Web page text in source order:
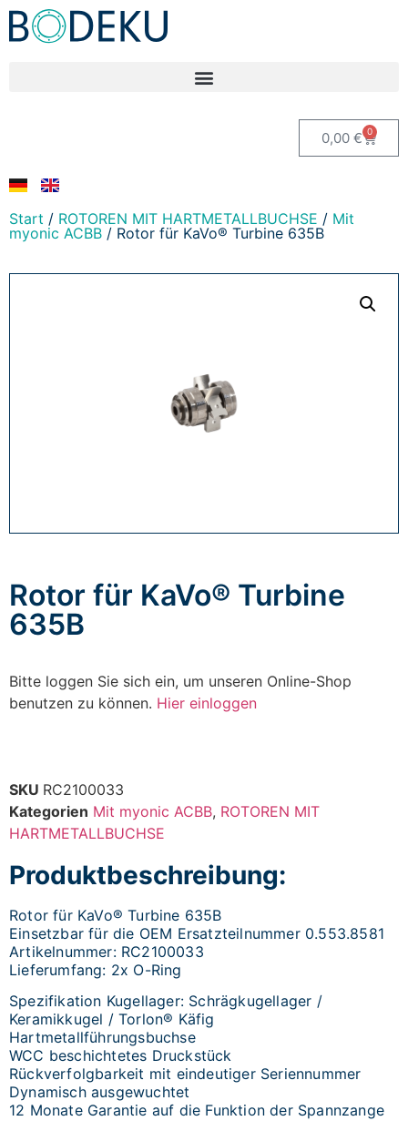
0,00 € 0
Start / ROTOREN MIT HARTMETALLBUCHSE / Mit
myonic ACBB / Rotor für KaVo® Turbine 635B
Rotor für KaVo® Turbine
635B
Bitte loggen Sie sich ein, um unseren Online-Shop
benutzen zu können. Hier einloggen
SKU RC2100033
Kategorien Mit myonic ACBB, ROTOREN MIT
HARTMETALLBUCHSE
Produktbeschreibung:
Rotor für KaVo® Turbine 635B
Einsetzbar für die OEM Ersatzteilnummer 0.553.8581
Artikelnummer: RC2100033
Lieferumfang: 2x O-Ring
Spezifikation Kugellager: Schrägkugellager /
Keramikkugel / Torlon® Käfig
Hartmetallführungsbuchse
WCC beschichtetes Druckstück
Rückverfolgbarkeit mit eindeutiger Seriennummer
Dynamisch ausgewuchtet
12 Monate Garantie auf die Funktion der Spannzange